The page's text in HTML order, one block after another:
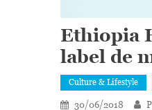
Ethiopia
label de
Culture & Lifestyle
30/06/2018